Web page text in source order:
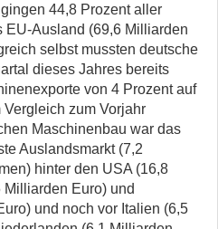
44,8 Prozent aller
EU-Ausland (69,6 Milliarden
selbst mussten deutsche
dieses Jahres bereits
von 4 Prozent auf
zum Vorjahr
Maschinenbau war das
Auslandsmarkt (7,2
hinter den USA (16,8
Euro) und
und noch vor Italien (6,5